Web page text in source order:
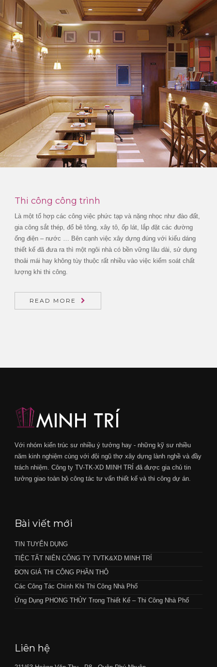
Thi công công trình
Là một tổ hợp các công việc phức tạp và nặng nhọc như đào đất,
gia công sắt thép, đổ bê tông, xây tô, ốp lát, lắp đặt các đường
ống điện – nước … Bên cạnh việc xây dựng đúng với kiểu dáng
thiết kế đã đưa ra thì một ngôi nhà có bền vững lâu dài, sử dụng
thoải mái hay không tùy thuộc rất nhiều vào việc kiểm soát chất
lượng khi thi công.
READ MORE
Với nhóm kiến trúc sư nhiều ý tưởng hay - những kỹ sư nhiều
năm kinh nghiệm cùng với đội ngũ thợ xây dựng lành nghề và đầy
trách nhiệm. Công ty TV-TK-XD MINH TRÍ đã được gia chủ tin
tưởng giao toàn bộ công tác tư vấn thiết kế và thi công dự án.
Bài viết mới
TIN TUYỂN DỤNG
TIỆC TẤT NIÊN CÔNG TY TVTK&XD MINH TRÍ
ĐƠN GIÁ THI CÔNG PHẦN THÔ
Các Công Tác Chính Khi Thi Công Nhà Phố
Ứng Dụng PHONG THỦY Trong Thiết Kế – Thi Công Nhà Phố
Liên hệ